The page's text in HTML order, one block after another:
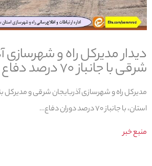
دیدار مدیرکل راه و شهرسازی
شرقی با جانباز ۷۰ درصد دفاع مقدس
مدیرکل راه و شهرسازی آذربایجان شرقی و مدیرکل
استان، با جانباز ۷۰ درصد دوران دفاع…
منبع خبر